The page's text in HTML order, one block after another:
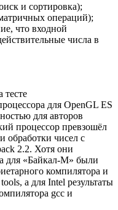
и сортировка);
операций);
что входной
числа в
тесте
для OpenGL ES
для авторов
процессор превзошёл
обработки чисел с
2.2. Хотя они
для «Байкал-М» были
компилятора и
а для Intel результаты
gcc и